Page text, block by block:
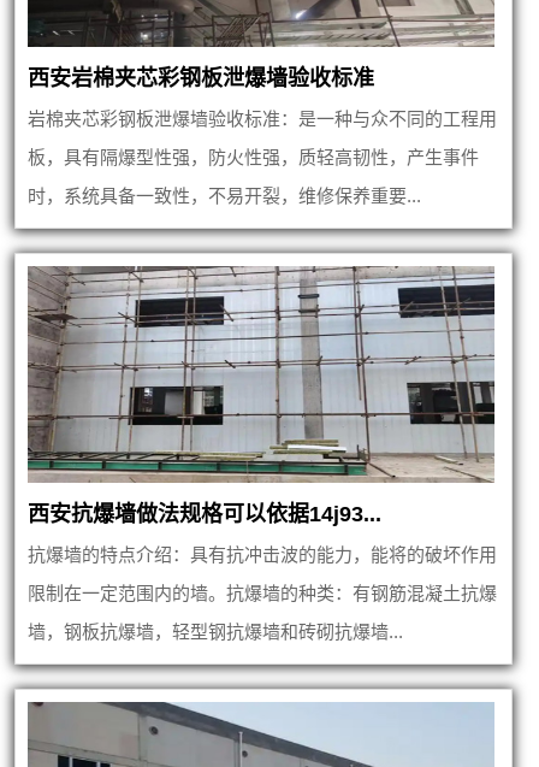
西安岩棉夹芯彩钢板泄爆墙验收标准
岩棉夹芯彩钢板泄爆墙验收标准：是一种与众不同的工程用
板，具有隔爆型性强，防火性强，质轻高韧性，产生事件
时，系统具备一致性，不易开裂，维修保养重要...
西安抗爆墙做法规格可以依据14j93...
抗爆墙的特点介绍：具有抗冲击波的能力，能将的破坏作用
限制在一定范围内的墙。抗爆墙的种类：有钢筋混凝土抗爆
墙，钢板抗爆墙，轻型钢抗爆墙和砖砌抗爆墙...